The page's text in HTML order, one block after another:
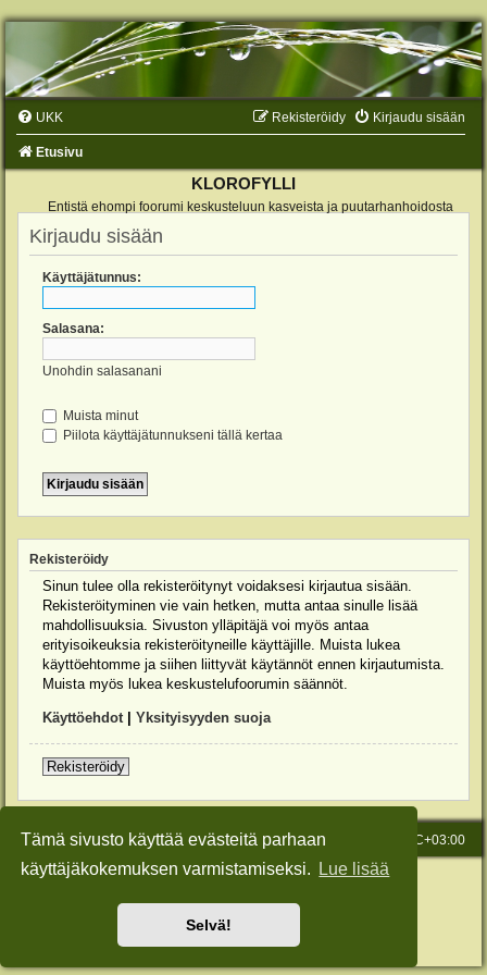
Tämä sivusto käyttää evästeitä parhaan
käyttäjäkokemuksen varmistamiseksi.
Lue lisää
Selvä!
UKK Kirjaudu sisään
Rekisteröidy
Etusivu
KLOROFYLLI
Entistä ehompi foorumi keskusteluun kasveista ja puutarhanhoidosta
Kirjaudu sisään
Käyttäjätunnus:
Salasana:
Unohdin salasanani
Muista minut
Piilota käyttäjätunnukseni tällä kertaa
Rekisteröidy
Sinun tulee olla rekisteröitynyt voidaksesi kirjautua sisään.
Rekisteröityminen vie vain hetken, mutta antaa sinulle lisää
mahdollisuuksia. Sivuston ylläpitäjä voi myös antaa
erityisoikeuksia rekisteröityneille käyttäjille. Muista lukea
käyttöehtomme ja siihen liittyvät käytännöt ennen kirjautumista.
Muista myös lukea keskustelufoorumin säännöt.
Käyttöehdot| Yksityisyyden suoja
Rekisteröidy
Etusivu Kaikki ajat ovat UTC+03:00
Viesti Ylläpidolle
Keskustelufoorumin ohjelmistophpBB® Forum Software © phpBB Limited